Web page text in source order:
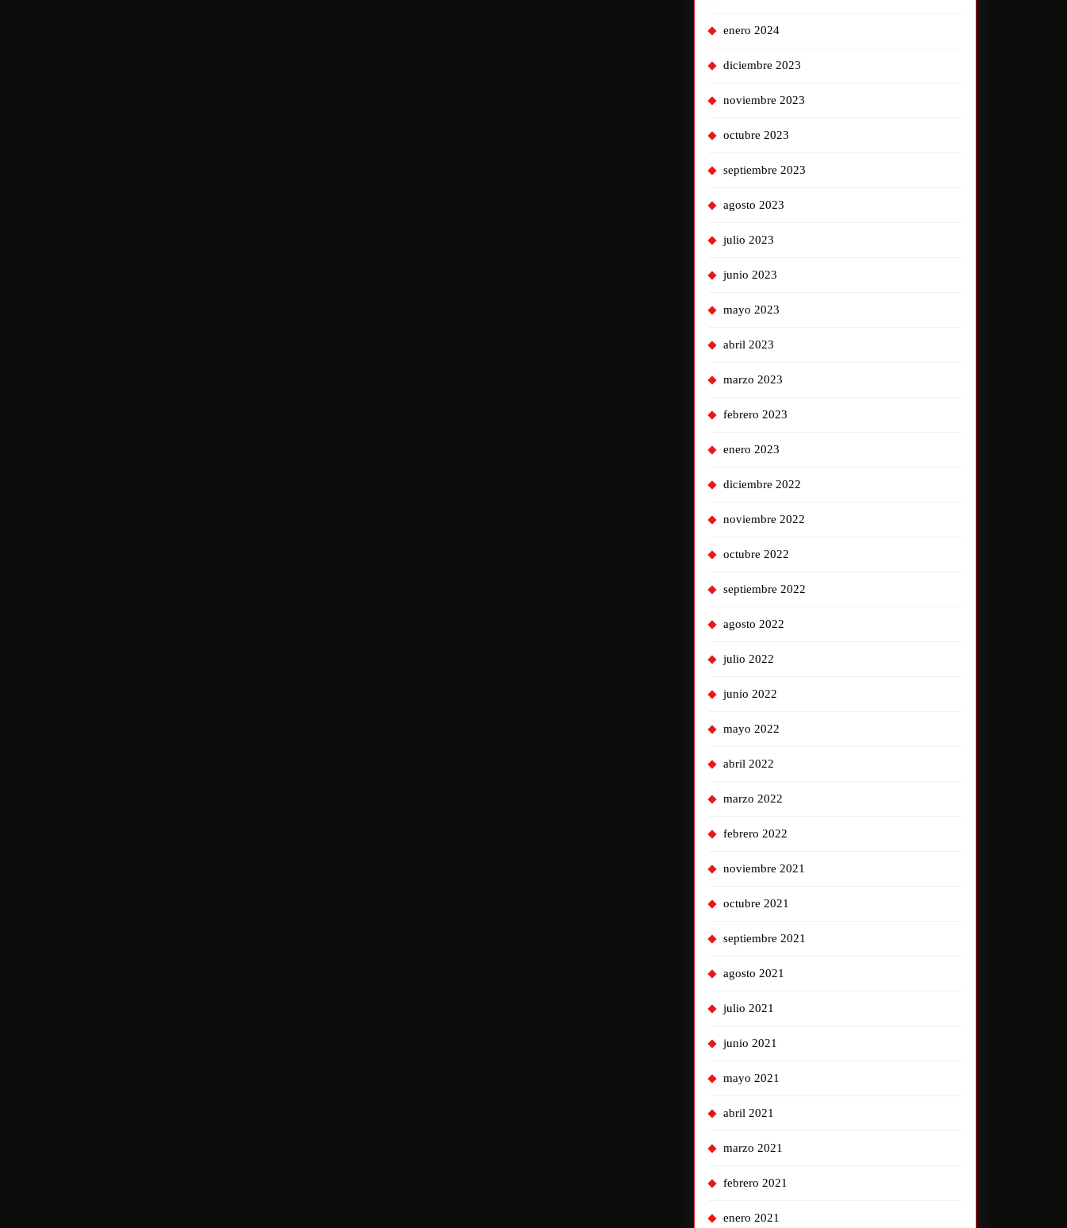
enero 2024
diciembre 2023
noviembre 2023
octubre 2023
septiembre 2023
agosto 2023
julio 2023
junio 2023
mayo 2023
abril 2023
marzo 2023
febrero 2023
enero 2023
diciembre 2022
noviembre 2022
octubre 2022
septiembre 2022
agosto 2022
julio 2022
junio 2022
mayo 2022
abril 2022
marzo 2022
febrero 2022
noviembre 2021
octubre 2021
septiembre 2021
agosto 2021
julio 2021
junio 2021
mayo 2021
abril 2021
marzo 2021
febrero 2021
enero 2021